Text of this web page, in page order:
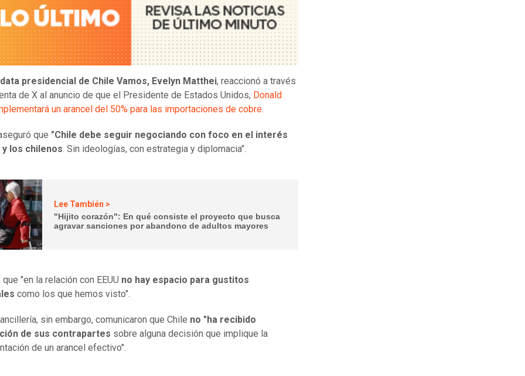
presidencial de Chile Vamos, Evelyn Matthei, reaccionó a través
de X al anuncio de que el Presidente de Estados Unidos, Donald
un arancel del 50% para las importaciones de cobre.
que "Chile debe seguir negociando con foco en el interés
y los chilenos. Sin ideologías, con estrategia y diplomacia".
Lee También >
"Hijito corazón": En qué consiste el proyecto que busca
agravar sanciones por abandono de adultos mayores
"en la relación con EEUU no hay espacio para gustitos
como los que hemos visto".
sin embargo, comunicaron que Chile no "ha recibido
de sus contrapartes sobre alguna decisión que implique la
de un arancel efectivo".